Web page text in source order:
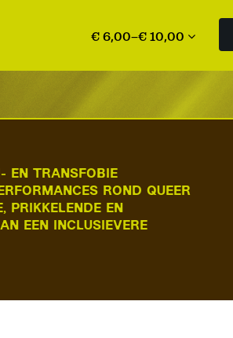
€ 6,00–€ 10,00
EN TRANSFOBIE
ROND QUEER
PRIKKELENDE EN
EEN INCLUSIEVERE